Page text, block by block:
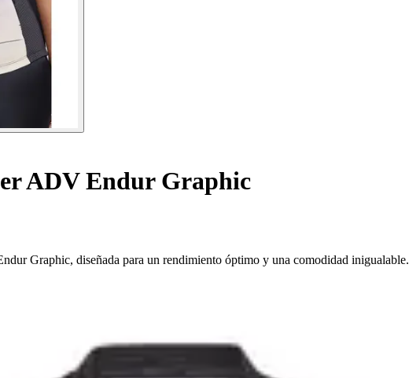
ADV Endur Graphic
Graphic, diseñada para un rendimiento óptimo y una comodidad inigualable.